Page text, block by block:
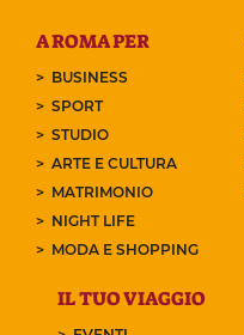
A ROMA PER
BUSINESS
SPORT
STUDIO
ARTE E CULTURA
MATRIMONIO
NIGHT LIFE
MODA E SHOPPING
IL TUO VIAGGIO